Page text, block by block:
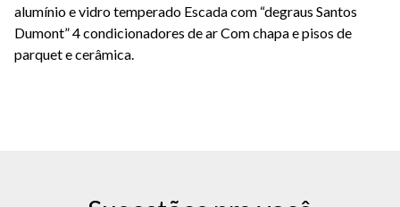
alumínio e vidro temperado Escada com “degraus Santos
Dumont” 4 condicionadores de ar Com chapa e pisos de
parquet e cerâmica.